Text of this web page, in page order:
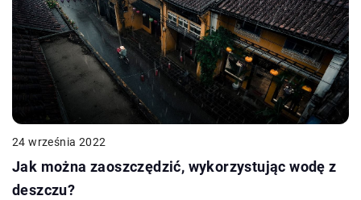
24 września 2022
Jak można zaoszczędzić, wykorzystując wodę z
deszczu?